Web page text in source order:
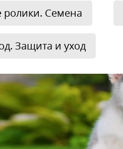
ролики. Семена
Защита и уход